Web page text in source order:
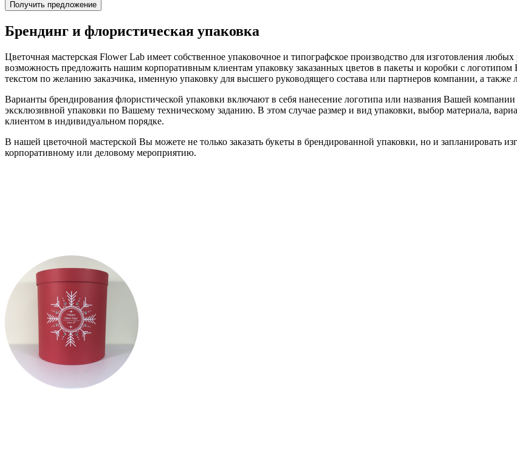
Брендинг и флористическая упаковка
Цветочная мастерская Flower Lab имеет собственное упаковочное и типографское производство для изготовления
возможность предложить нашим корпоративным клиентам упаковку заказанных цветов в пакеты и коробки с
текстом по желанию заказчика, именную упаковку для высшего руководящего состава или партнеров компании, а
Варианты брендирования флористической упаковки включают в себя нанесение логотипа или названия Вашей
эксклюзивной упаковки по Вашему техническому заданию. В этом случае размер и вид упаковки, выбор материала,
клиентом в индивидуальном порядке.
В нашей цветочной мастерской Вы можете не только заказать букеты в брендированной упаковки, но и запланировать
корпоративному или деловому мероприятию.